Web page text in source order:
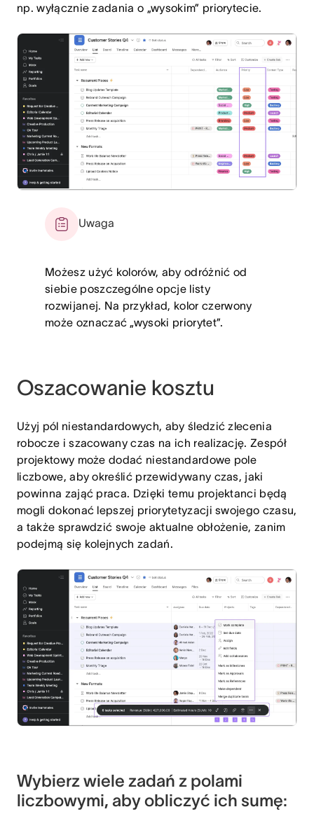
np. wyłącznie zadania o „wysokim” priorytecie.
Uwaga
Możesz użyć kolorów, aby odróżnić od
siebie poszczególne opcje listy
rozwijanej. Na przykład, kolor czerwony
może oznaczać „wysoki priorytet”.
Oszacowanie kosztu
Użyj pól niestandardowych, aby śledzić zlecenia
robocze i szacowany czas na ich realizację. Zespół
projektowy może dodać niestandardowe pole
liczbowe, aby określić przewidywany czas, jaki
powinna zająć praca. Dzięki temu projektanci będą
mogli dokonać lepszej priorytetyzacji swojego czasu,
a także sprawdzić swoje aktualne obłożenie, zanim
podejmą się kolejnych zadań.
Wybierz wiele zadań z polami
liczbowymi, aby obliczyć ich sumę: